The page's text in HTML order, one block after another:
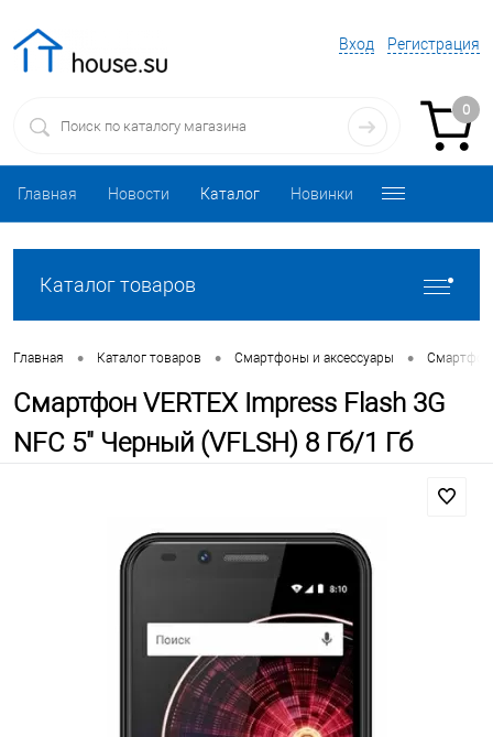
Вход Регистрация
0
Главная Новости Каталог Новинки
Каталог товаров
Главная • Каталог товаров • Смартфоны и аксессуары •
Смартфон VERTEX Impress Flash 3G
NFC 5" Черный (VFLSH) 8 Гб/1 Гб